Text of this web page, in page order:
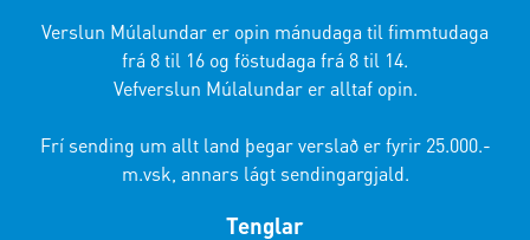
Verslun Múlalundar er opin mánudaga til fimmtudaga
frá 8 til 16 og föstudaga frá 8 til 14.
Vefverslun Múlalundar er alltaf opin.
Frí sending um allt land þegar verslað er fyrir 25.000.-
m.vsk, annars lágt sendingargjald.
Tenglar